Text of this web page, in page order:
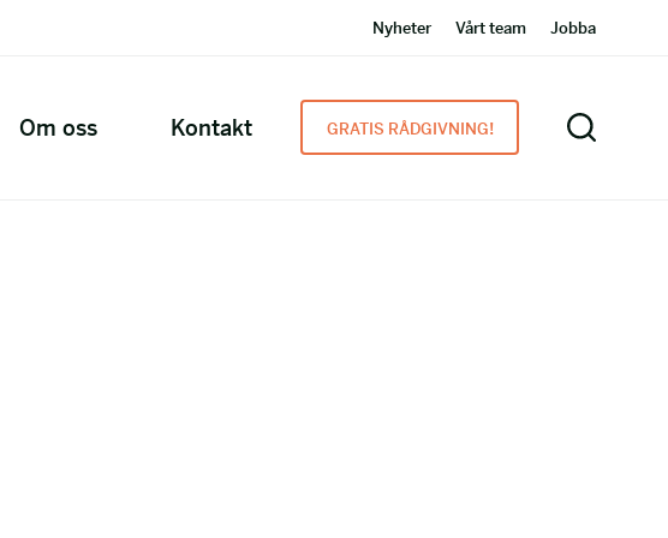
Nyheter Vårt team Jobba
Om oss Kontakt GRATIS RÅDGIVNING!